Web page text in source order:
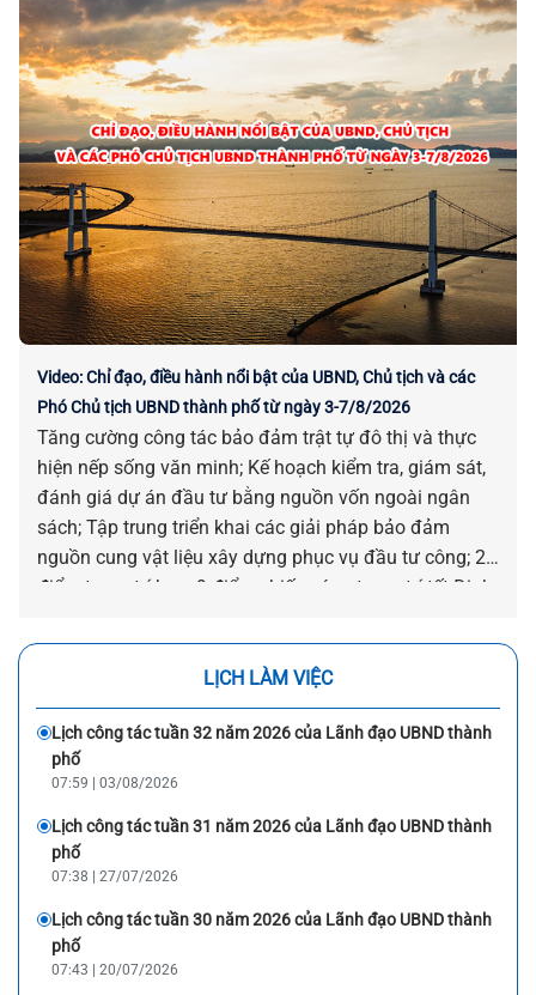
những chỉ đạo, điều hành nổi bật của UBND, Chủ tịch
và các Phó Chủ tịch UBND thành phố ngày 07-8.
Video: Chỉ đạo, điều hành nổi bật của UBND, Chủ tịch và các
Phó Chủ tịch UBND thành phố từ ngày 3-7/8/2026
Tăng cường công tác bảo đảm trật tự đô thị và thực
hiện nếp sống văn minh; Kế hoạch kiểm tra, giám sát,
đánh giá dự án đầu tư bằng nguồn vốn ngoài ngân
sách; Tập trung triển khai các giải pháp bảo đảm
nguồn cung vật liệu xây dựng phục vụ đầu tư công; 23
điểm trang trí hoa, 9 điểm chiếu sáng trang trí tết Đinh
gia hoạt động khai thác thủy sản trên địa bàn thành
phố; Hỗ trợ xóa nhà tạm, nhà dột nát hiện nay trên địa
bàn thành phố; Triển khai giải pháp bảo đảm duy trì
kết nối giao thông giữa đất liền và xã Tân Hiệp... là
những chỉ đạo, điều hành nổi bật của UBND, Chủ tịch
và các Phó Chủ tịch UBND thành phố từ ngày 3-
7/8/2026.
LỊCH LÀM VIỆC
Lịch công tác tuần 32 năm 2026 của Lãnh đạo UBND thành
phố
07:59 | 03/08/2026
Lịch công tác tuần 31 năm 2026 của Lãnh đạo UBND thành
phố
07:38 | 27/07/2026
Lịch công tác tuần 30 năm 2026 của Lãnh đạo UBND thành
phố
07:43 | 20/07/2026